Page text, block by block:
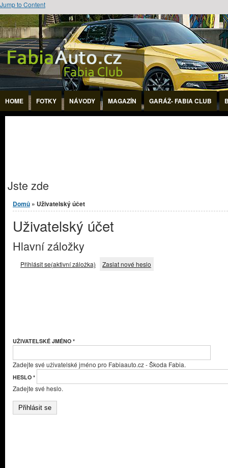
Jump to Content
HOME FOTKY NÁVODY MAGAZÍN GARÁŽ- FABIA CLUB
Jste zde
Domů » Uživatelský účet
Uživatelský účet
Hlavní záložky
Přihlásit se(aktivní záložka) Zaslat nové heslo
UŽIVATELSKÉ JMÉNO *
Zadejte své uživatelské jméno pro Fabiaauto.cz - Škoda Fabia.
HESLO *
Zadejte své heslo.